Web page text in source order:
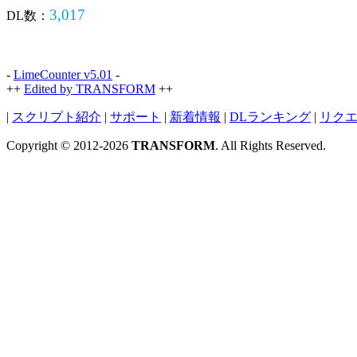
DL数： 3,017
- LimeCounter v5.01 -
++ Edited by TRANSFORM ++
| スクリプト紹介 | サポート | 新着情報 | DLランキング | リク
Copyright © 2012-2026 TRANSFORM. All Rights Reserved.